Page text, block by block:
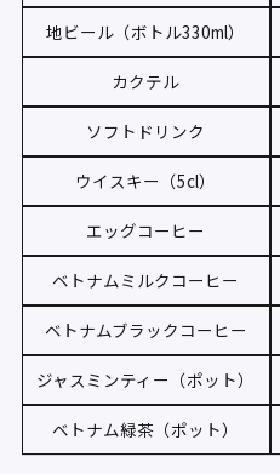
地ビール（ボトル330ml）
カクテル
ソフトドリンク
ウイスキー（5cl）
エッグコーヒー
ベトナムミルクコーヒー
ベトナムブラックコーヒー
ジャスミンティー（ポット）
ベトナム緑茶（ポット）